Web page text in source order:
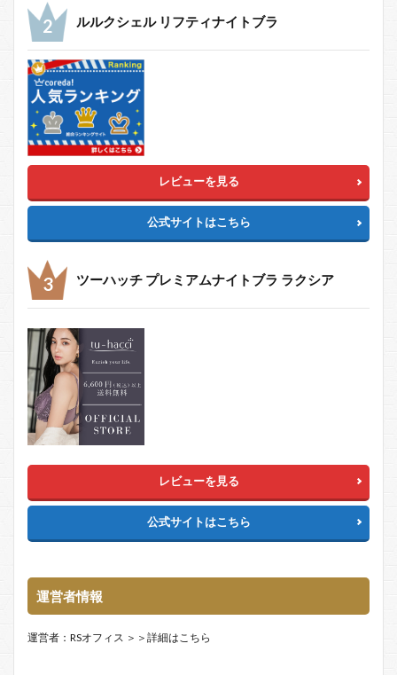
ルルクシェル リフティナイトブラ
レビューを見る
公式サイトはこちら
ツーハッチ プレミアムナイトブラ ラクシア
レビューを見る
公式サイトはこちら
運営者情報
運営者：RSオフィス ＞＞詳細はこちら